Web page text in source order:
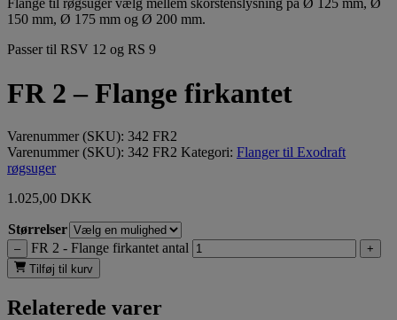
Flange til røgsuger vælg mellem skorstenslysning på Ø 125 mm, Ø
150 mm, Ø 175 mm og Ø 200 mm.
Passer til RSV 12 og RS 9
FR 2 – Flange firkantet
Varenummer (SKU): 342 FR2
Varenummer (SKU): 342 FR2 Kategori: Flanger til Exodraft
røgsuger
1.025,00 DKK
Størrelser
– FR 2 - Flange firkantet antal
+
Tilføj til kurv
Relaterede varer